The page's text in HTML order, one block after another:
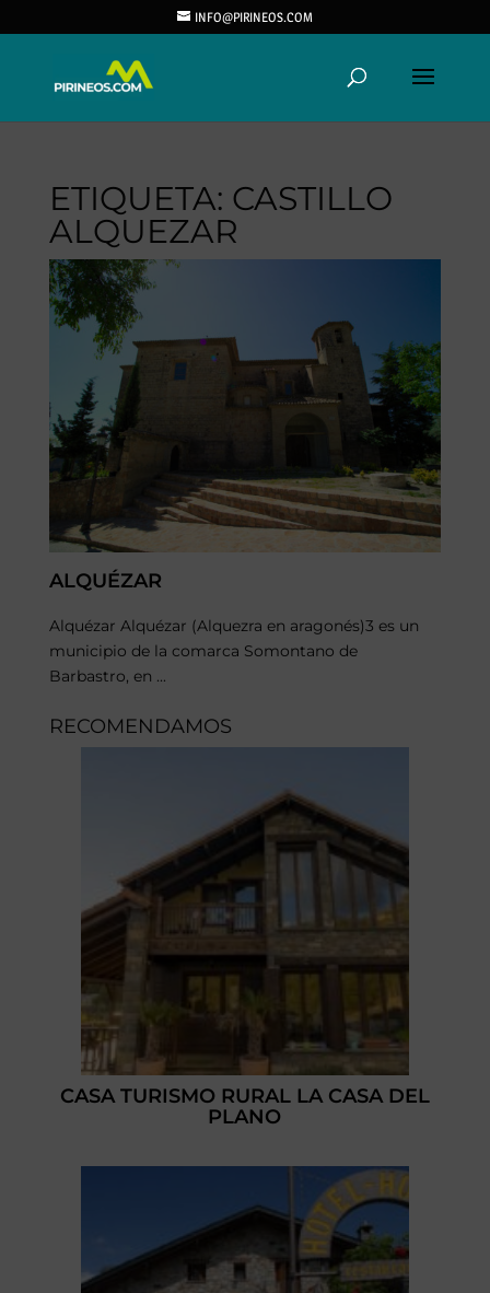
INFO@PIRINEOS.COM
ETIQUETA: CASTILLO
ALQUEZAR
ALQUÉZAR
Alquézar Alquézar (Alquezra en aragonés)3​ es un
municipio de la comarca Somontano de
Barbastro, en ...
RECOMENDAMOS
CASA TURISMO RURAL LA CASA DEL
PLANO